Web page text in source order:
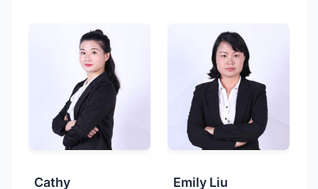
Cathy Emily Liu